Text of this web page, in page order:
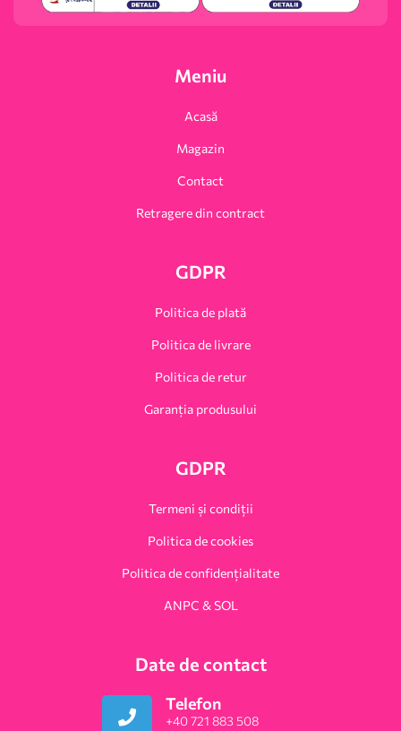
Meniu
Acasă
Magazin
Contact
Retragere din contract
GDPR
Politica de plată
Politica de livrare
Politica de retur
Garanția produsului
GDPR
Termeni și condiții
Politica de cookies
Politica de confidențialitate
ANPC & SOL
Date de contact
Telefon
+40 721 883 508